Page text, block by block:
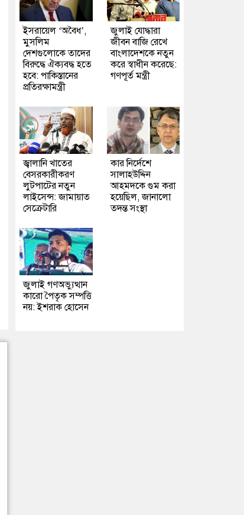
ইসরায়েল ‘অবৈধ’,
মুসলিম
দেশগুলোকে তাদের
বিরুদ্ধে ঐক্যবদ্ধ হতে
হবে: পাকিস্তানের
প্রতিরক্ষামন্ত্রী
জুলাই যোদ্ধারা
জীবন বাজি রেখে
বাংলাদেশকে নতুন
করে স্বাধীন করেছে:
গণপূর্ত মন্ত্রী
জ্বালানি খাতের
বেসরকারীকরণ
লুটপাটের নতুন
লাইসেন্স: জামায়াত
সেক্রেটারি
কার নির্দেশে
সালাহউদ্দিন
আহমদকে গুম করা
হয়েছিল, জানালো
তদন্ত সংস্থা
জুলাই গণঅভ্যুত্থান
কারো পৈতৃক সম্পত্তি
নয়: ইশরাক হোসেন